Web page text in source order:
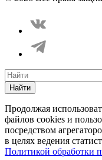
Найти
Продолжая
файлов cookies и
посредством
в целях ведения
Политикой обработки